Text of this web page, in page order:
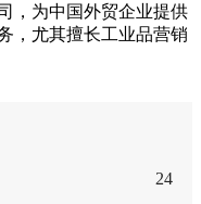
，为中国外贸企业提供
，尤其擅长工业品营销
24